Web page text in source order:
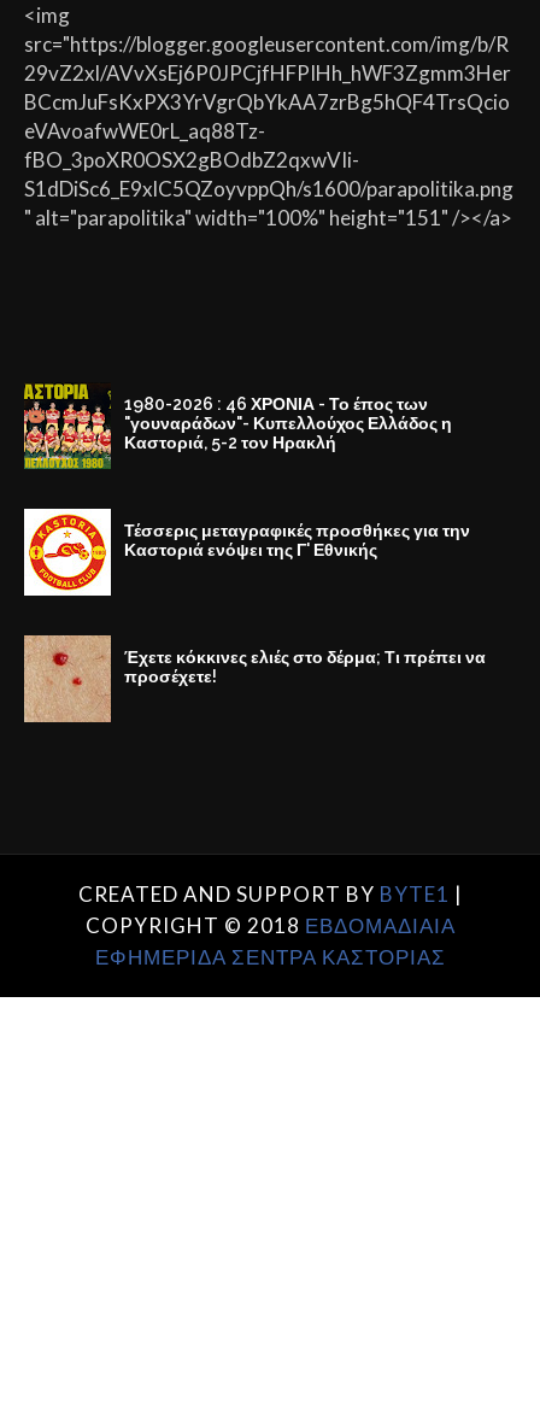
<img
src="https://blogger.googleusercontent.com/img/b/R
29vZ2xl/AVvXsEj6P0JPCjfHFPIHh_hWF3Zgmm3Her
BCcmJuFsKxPX3YrVgrQbYkAA7zrBg5hQF4TrsQcio
eVAvoafwWE0rL_aq88Tz-
fBO_3poXR0OSX2gBOdbZ2qxwVIi-
S1dDiSc6_E9xlC5QZoyvppQh/s1600/parapolitika.png
" alt="parapolitika" width="100%" height="151" /></a>
1980-2026 : 46 ΧΡΟΝΙΑ - Το έπος των
"γουναράδων"- Κυπελλούχος Ελλάδος η
Καστοριά, 5-2 τον Ηρακλή
Τέσσερις μεταγραφικές προσθήκες για την
Καστοριά ενόψει της Γ' Εθνικής
Έχετε κόκκινες ελιές στο δέρμα; Τι πρέπει να
προσέχετε!
CREATED AND SUPPORT BY BYTE1 |
COPYRIGHT © 2018 ΕΒΔΟΜΑΔΙΑΙΑ
ΕΦΗΜΕΡΙΔΑ ΣΕΝΤΡΑ ΚΑΣΤΟΡΙΑΣ